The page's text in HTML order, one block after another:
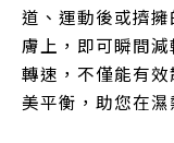
道、運動後或擠
膚上，即可瞬間
轉速，不僅能有
美平衡，助您在濕